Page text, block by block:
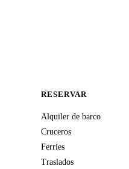
RESERVAR
Alquiler de barco
Cruceros
Ferries
Traslados